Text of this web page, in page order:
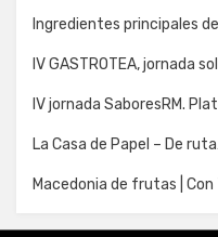
Ingredientes principales
IV GASTROTEA, jornada
IV jornada SaboresRM.
La Casa de Papel – De
Macedonia de frutas |